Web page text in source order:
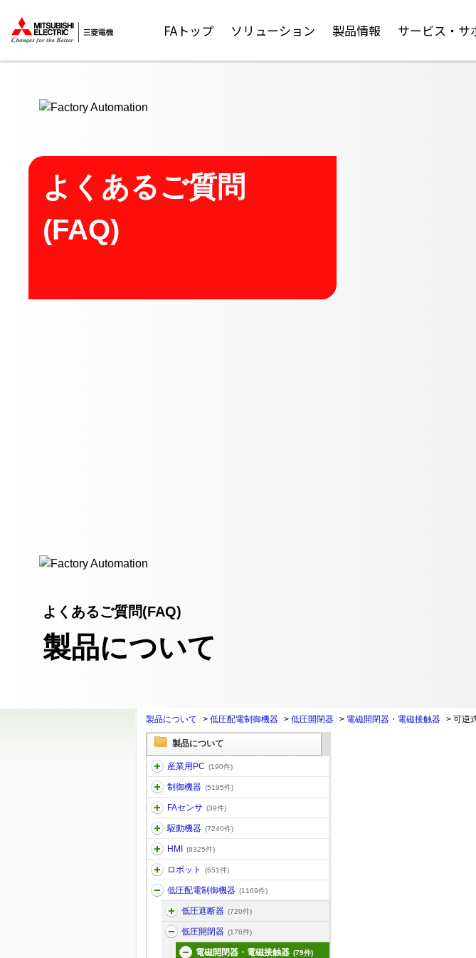
FAトップ ソリューション 製品情報 サービス・サ
よくあるご質問
(FAQ)
よくあるご質問(FAQ)
製品について
製品について > 低圧配電制御機器 > 低圧開閉器 > 電磁開閉器・電磁接触器 > 可逆
製品について
産業用PC (190件)
制御機器 (5195件)
FAセンサ (39件)
駆動機器 (7240件)
HMI (8325件)
ロボット (651件)
低圧配電制御機器 (1169件)
低圧遮断器 (720件)
低圧開閉器 (176件)
電磁開閉器・電磁接触器 (79件)